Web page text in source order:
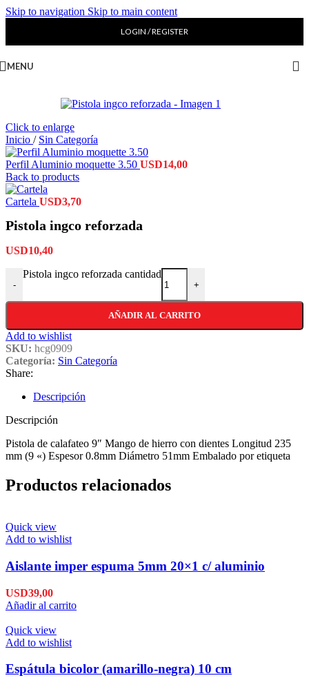
Skip to navigation Skip to main content
LOGIN / REGISTER
MENU
Click to enlarge
Inicio / Sin Categoría
Perfil Aluminio moquette 3.50 USD14,00
Back to products
Cartela USD3,70
Pistola ingco reforzada
USD10,40
-
Pistola ingco reforzada cantidad
+
AÑADIR AL CARRITO
Add to wishlist
SKU: hcg0909
Categoría: Sin Categoría
Share:
Descripción
Descripción
Pistola de calafateo 9″ Mango de hierro con dientes Longitud 235
mm (9 «) Espesor 0.8mm Diámetro 51mm Embalado por etiqueta
Productos relacionados
Quick view
Add to wishlist
Aislante imper espuma 5mm 20×1 c/ aluminio
USD39,00
Añadir al carrito
Quick view
Add to wishlist
Espátula bicolor (amarillo-negra) 10 cm